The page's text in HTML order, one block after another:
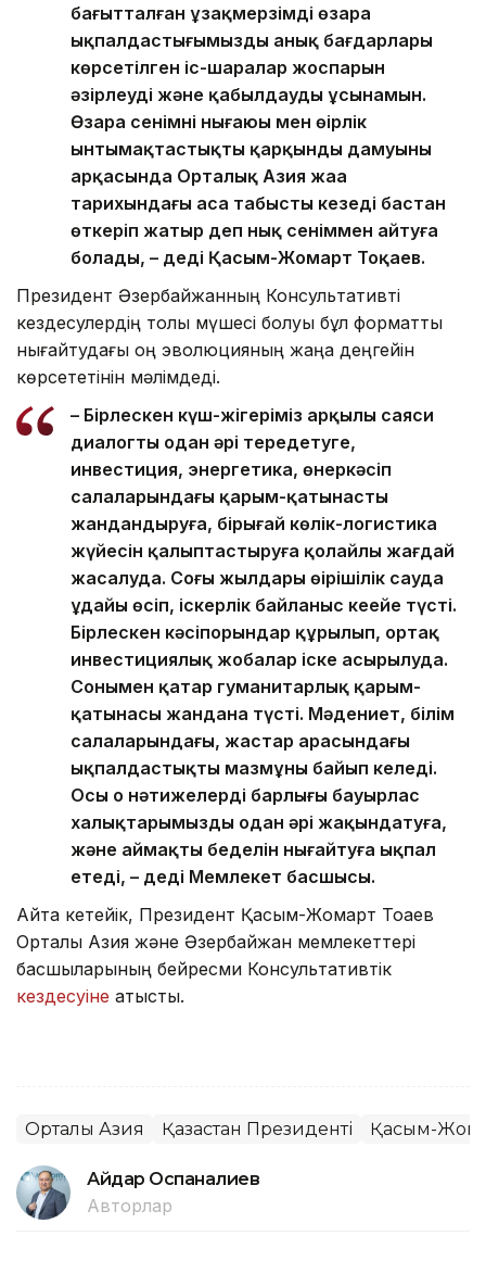
бағытталған ұзақмерзімді өзара
ықпалдастығымыздың анық бағдарлары
көрсетілген іс-шаралар жоспарын
әзірлеуді және қабылдауды ұсынамын.
Өзара сенімнің нығаюы мен өңірлік
ынтымақтастықтың қарқынды дамуының
арқасында Орталық Азия жаңа
тарихындағы аса табысты кезеңді бастан
өткеріп жатыр деп нық сеніммен айтуға
болады, – деді Қасым-Жомарт Тоқаев.
Президент Әзербайжанның Консультативті
кездесулердің толық мүшесі болуы бұл форматты
нығайтудағы оң эволюцияның жаңа деңгейін
көрсететінін мәлімдеді.
– Бірлескен күш-жігеріміз арқылы саяси
диалогты одан әрі тереңдетуге,
инвестиция, энергетика, өнеркәсіп
салаларындағы қарым-қатынасты
жандандыруға, бірыңғай көлік-логистика
жүйесін қалыптастыруға қолайлы жағдай
жасалуда. Соңғы жылдары өңірішілік сауда
ұдайы өсіп, іскерлік байланыс кеңейе түсті.
Бірлескен кәсіпорындар құрылып, ортақ
инвестициялық жобалар іске асырылуда.
Сонымен қатар гуманитарлық қарым-
қатынасы жандана түсті. Мәдениет, білім
салаларындағы, жастар арасындағы
ықпалдастықтың мазмұны байып келеді.
Осы оң нәтижелердің барлығы бауырлас
халықтарымызды одан әрі жақындатуға,
және аймақтың беделін нығайтуға ықпал
етеді, – деді Мемлекет басшысы.
Айта кетейік, Президент Қасым-Жомарт Тоқаев
Орталық Азия және Әзербайжан мемлекеттері
басшыларының бейресми Консультативтік
кездесуіне қатысты.
Орталық Азия Қазақстан Президенті Қасым-
Айдар Оспаналиев
Авторлар